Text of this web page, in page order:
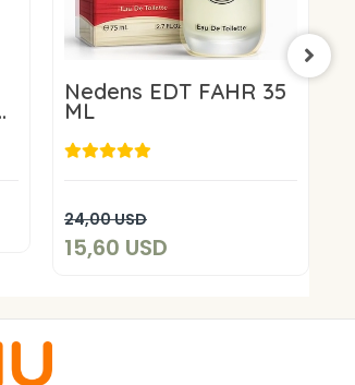
Nedens EDT FAHR 35
ML
24,00 USD
15,60 USD